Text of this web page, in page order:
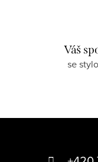
Váš
se